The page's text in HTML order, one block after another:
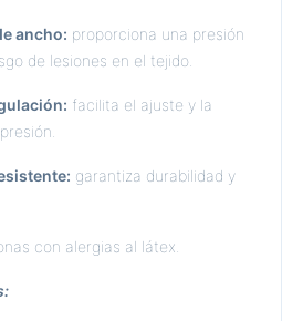
ancho: proporciona una presión
de lesiones en el tejido.
facilita el ajuste y la
garantiza durabilidad y
con alergias al látex.